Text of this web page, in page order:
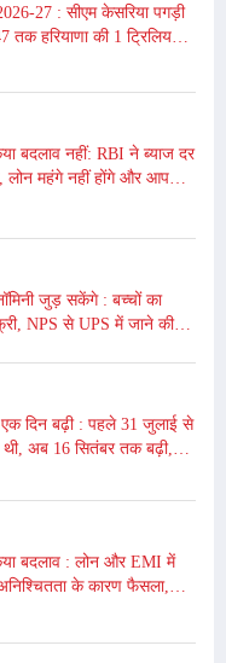
27 : सीएम केसरिया पगड़ी
बदलाव नहीं: RBI ने ब्याज दर
लोन महंगे नहीं होंगे और आपकी
जुड़ सकेंगे : बच्चों का
NPS से UPS में जाने की
दिन बढ़ी : पहले 31 जुलाई से
अब 16 सितंबर तक बढ़ी,
बदलाव : लोन और EMI में
के कारण फैसला,